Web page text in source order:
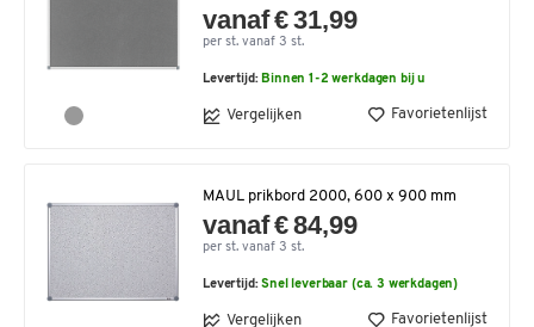
vanaf € 31,99
per st. vanaf 3 st.
Levertijd: Binnen 1-2 werkdagen bij u
Vergelijken Favorietenlijst
MAUL prikbord 2000, 600 x 900 mm
vanaf € 84,99
per st. vanaf 3 st.
Levertijd:Snel leverbaar (ca. 3 werkdagen)
Vergelijken Favorietenlijst